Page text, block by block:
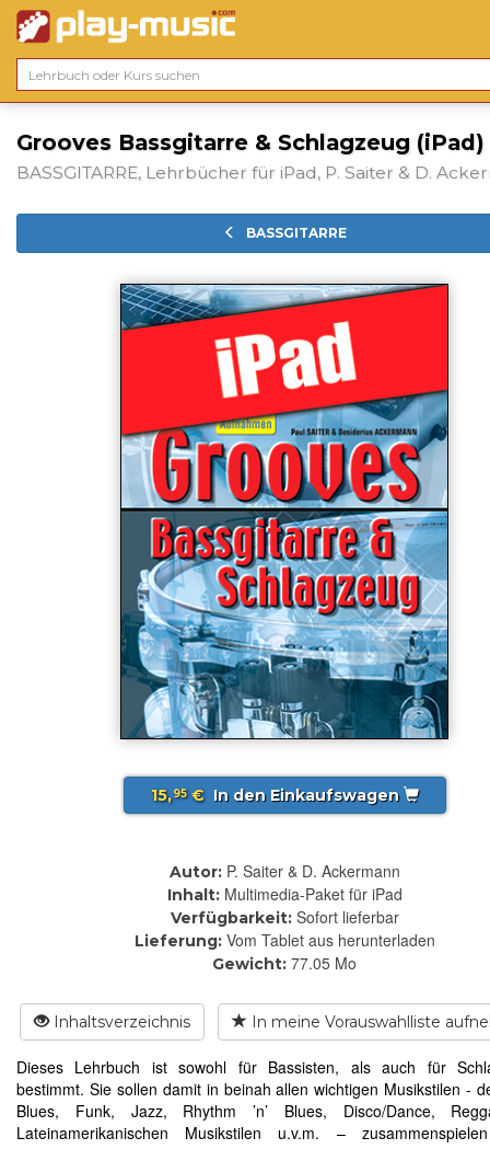
Grooves Bassgitarre & Schlagzeug (iPad)
BASSGITARRE, Lehrbücher für iPad, P. Saiter & D.
BASSGITARRE
15,95€ In den Einkaufswagen
Autor: P. Saiter & D. Ackermann
Inhalt: Multimedia-Paket für iPad
Verfügbarkeit: Sofort lieferbar
Lieferung: Vom Tablet aus herunterladen
Gewicht: 77.05 Mo
Inhaltsverzeichnis In meine Vorauswahlliste
Dieses Lehrbuch ist sowohl für Bassisten, als auch für
bestimmt. Sie sollen damit in beinah allen wichtigen Musikstilen -
Blues, Funk, Jazz, Rhythm ’n’ Blues, Disco/Dance,
Lateinamerikanischen Musikstilen u.v.m. –